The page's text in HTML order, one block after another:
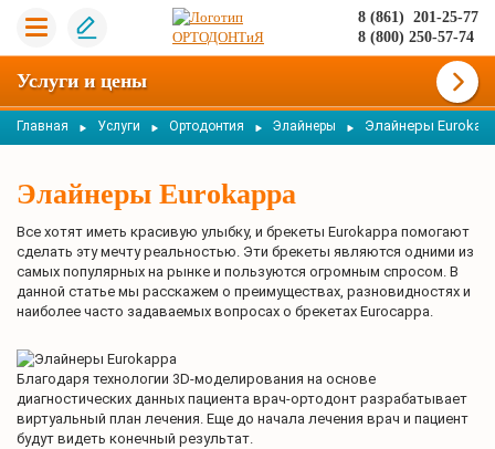
8 (861) 201-25-77
8 (800) 250-57-74
Услуги и цены
Главная Услуги Ортодонтия Элайнеры Элайнеры
Элайнеры Eurokappa
Все хотят иметь красивую улыбку, и брекеты Eurokappa помогают
сделать эту мечту реальностью. Эти брекеты являются одними из
самых популярных на рынке и пользуются огромным спросом. В
данной статье мы расскажем о преимуществах, разновидностях и
наиболее часто задаваемых вопросах о брекетах Eurocappa.
Благодаря технологии 3D-моделирования на основе
диагностических данных пациента врач-ортодонт разрабатывает
виртуальный план лечения. Еще до начала лечения врач и пациент
будут видеть конечный результат.